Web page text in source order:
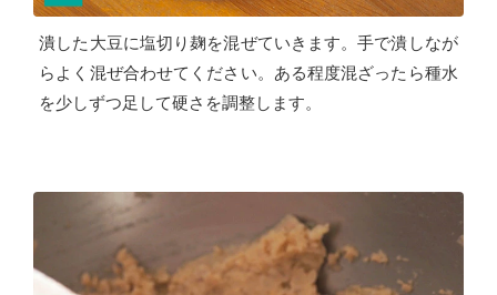
潰した大豆に塩切り麹を混ぜていきます。手で潰しなが
らよく混ぜ合わせてください。ある程度混ざったら種水
を少しずつ足して硬さを調整します。